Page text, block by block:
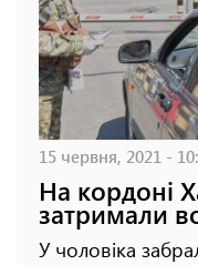
15 червня, 2021 -
На кордоні
затримали
У чоловіка